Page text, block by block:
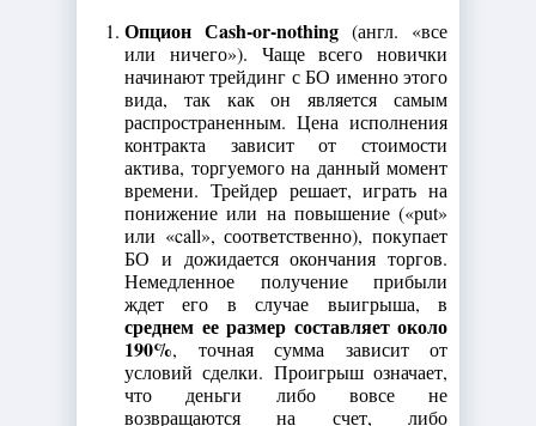
Опцион Сash-or-nothing (англ. «все
или ничего»). Чаще всего новички
начинают трейдинг с БО именно этого
вида, так как он является самым
распространенным. Цена исполнения
контракта зависит от стоимости
актива, торгуемого на данный момент
времени. Трейдер решает, играть на
понижение или на повышение («put»
или «call», соответственно), покупает
БО и дожидается окончания торгов.
Немедленное получение прибыли
ждет его в случае выигрыша, в
среднем ее размер составляет около
190%, точная сумма зависит от
условий сделки. Проигрыш означает,
что деньги либо вовсе не
возвращаются на счет, либо